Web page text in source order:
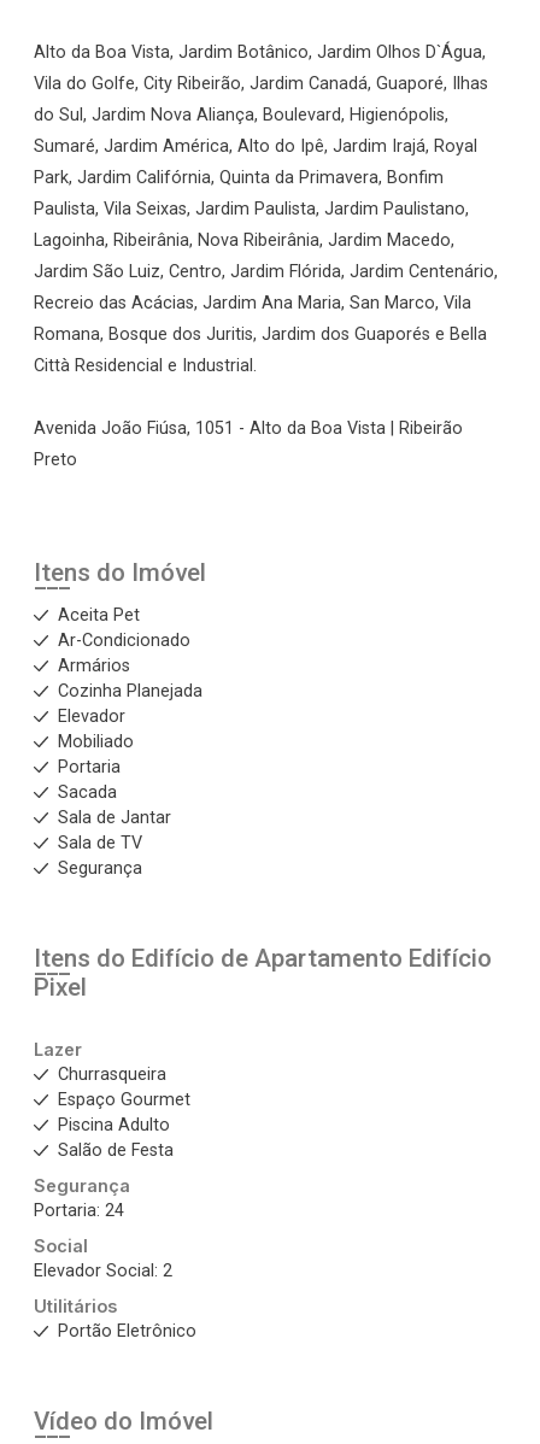
Alto da Boa Vista, Jardim Botânico, Jardim Olhos D`Água,
Vila do Golfe, City Ribeirão, Jardim Canadá, Guaporé, Ilhas
do Sul, Jardim Nova Aliança, Boulevard, Higienópolis,
Sumaré, Jardim América, Alto do Ipê, Jardim Irajá, Royal
Park, Jardim Califórnia, Quinta da Primavera, Bonfim
Paulista, Vila Seixas, Jardim Paulista, Jardim Paulistano,
Lagoinha, Ribeirânia, Nova Ribeirânia, Jardim Macedo,
Jardim São Luiz, Centro, Jardim Flórida, Jardim Centenário,
Recreio das Acácias, Jardim Ana Maria, San Marco, Vila
Romana, Bosque dos Juritis, Jardim dos Guaporés e Bella
Città Residencial e Industrial.
Avenida João Fiúsa, 1051 - Alto da Boa Vista | Ribeirão
Preto
Itens do Imóvel
Aceita Pet
Ar-Condicionado
Armários
Cozinha Planejada
Elevador
Mobiliado
Portaria
Sacada
Sala de Jantar
Sala de TV
Segurança
Itens do Edifício de Apartamento Edifício
Pixel
Lazer
Churrasqueira
Espaço Gourmet
Piscina Adulto
Salão de Festa
Segurança
Portaria: 24
Social
Elevador Social: 2
Utilitários
Portão Eletrônico
Vídeo do Imóvel